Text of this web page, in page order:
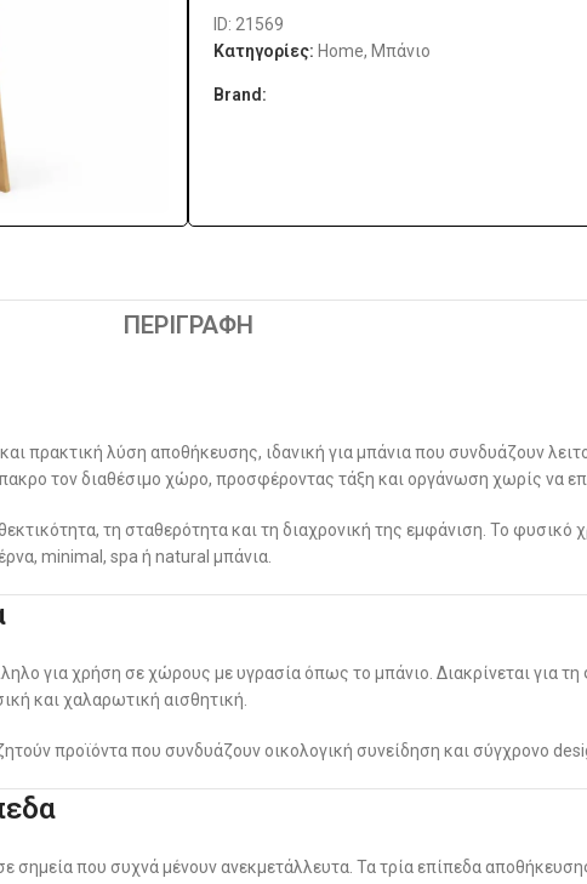
ID: 21569
Κατηγορίες: Home, Μπάνιο
Brand:
ΠΕΡΙΓΡΑΦΉ
πρακτική λύση αποθήκευσης, ιδανική για μπάνια που συνδυάζουν
τον διαθέσιμο χώρο, προσφέροντας τάξη και οργάνωση χωρίς να
τη σταθερότητα και τη διαχρονική της εμφάνιση. Το φυσικό
minimal, spa ή natural μπάνια.
για χρήση σε χώρους με υγρασία όπως το μπάνιο. Διακρίνεται για
και χαλαρωτική αισθητική.
προϊόντα που συνδυάζουν οικολογική συνείδηση και σύγχρονο
σημεία που συχνά μένουν ανεκμετάλλευτα. Τα τρία επίπεδα